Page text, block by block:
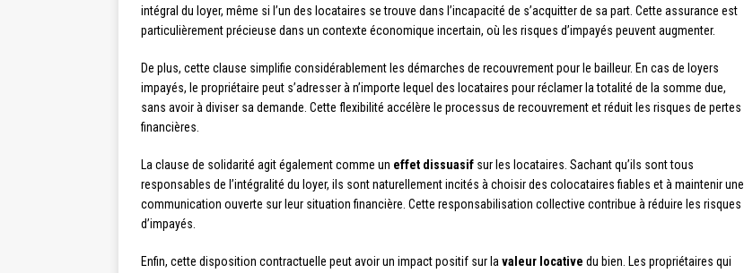
intégral du loyer, même si l’un des locataires se trouve dans l’incapacité de s’acquitter de sa part. Cette assurance est
particulièrement précieuse dans un contexte économique incertain, où les risques d’impayés peuvent augmenter.
De plus, cette clause simplifie considérablement les démarches de recouvrement pour le bailleur. En cas de loyers
impayés, le propriétaire peut s’adresser à n’importe lequel des locataires pour réclamer la totalité de la somme due,
sans avoir à diviser sa demande. Cette flexibilité accélère le processus de recouvrement et réduit les risques de pertes
financières.
La clause de solidarité agit également comme un effet dissuasif sur les locataires. Sachant qu’ils sont tous
responsables de l’intégralité du loyer, ils sont naturellement incités à choisir des colocataires fiables et à maintenir une
communication ouverte sur leur situation financière. Cette responsabilisation collective contribue à réduire les risques
d’impayés.
Enfin, cette disposition contractuelle peut avoir un impact positif sur la valeur locative du bien. Les propriétaires qui